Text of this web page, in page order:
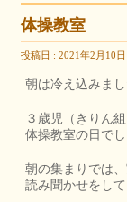
体操教室
投稿日 : 2021年2月10日
朝は冷え込みまし
３歳児（きりん組
体操教室の日でし
朝の集まりでは
読み聞かせをし